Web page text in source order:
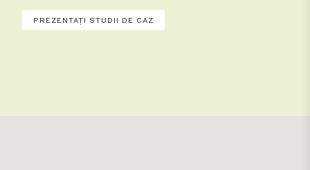
PREZENTAȚI STUDII DE CAZ